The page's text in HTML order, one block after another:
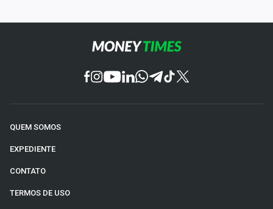
QUEM SOMOS
EXPEDIENTE
CONTATO
TERMOS DE USO